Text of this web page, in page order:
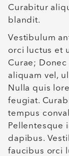
Curabitur
blandit.
Vestibulum
orci luctus et
Curae;
aliquam vel,
Nulla quis
feugiat.
tempus
Pellentesque
dapibus.
faucibus orci